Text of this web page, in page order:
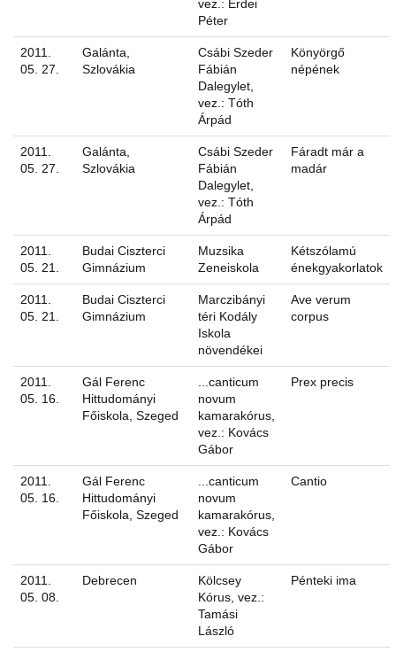
vez.: Erdei
Péter
2011.
05. 27.
Galánta,
Szlovákia
Csábi Szeder
Fábián
Dalegylet,
vez.: Tóth
Árpád
Könyörgő
népének
2011.
05. 27.
Galánta,
Szlovákia
Csábi Szeder
Fábián
Dalegylet,
vez.: Tóth
Árpád
Fáradt már a
madár
2011.
05. 21.
Budai Ciszterci
Gimnázium
Muzsika
Zeneiskola
Kétszólamú
énekgyakorlatok
2011.
05. 21.
Budai Ciszterci
Gimnázium
Marczibányi
téri Kodály
Iskola
növendékei
Ave verum
corpus
2011.
05. 16.
Gál Ferenc
Hittudományi
Főiskola, Szeged
...canticum
novum
kamarakórus,
vez.: Kovács
Gábor
Prex precis
2011.
05. 16.
Gál Ferenc
Hittudományi
Főiskola, Szeged
...canticum
novum
kamarakórus,
vez.: Kovács
Gábor
Cantio
2011.
05. 08.
Debrecen
Kölcsey
Kórus, vez.:
Tamási
László
Pénteki ima